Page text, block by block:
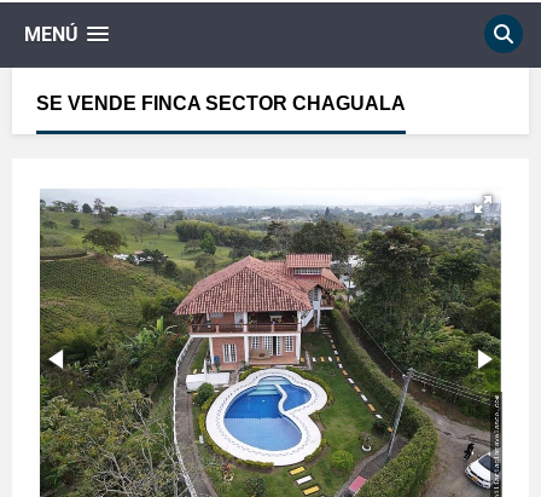
MENÚ
SE VENDE FINCA SECTOR CHAGUALA